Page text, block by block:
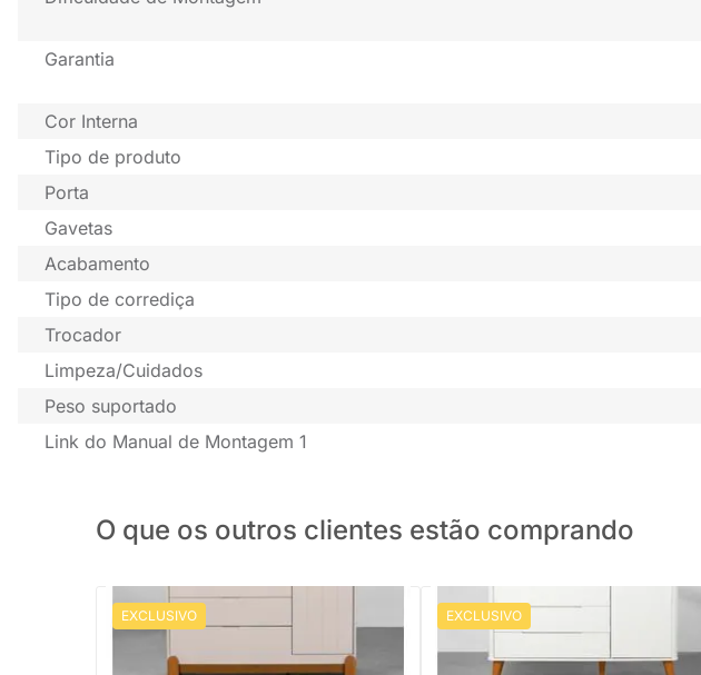
Garantia
Cor Interna
Tipo de produto
Porta
Gavetas
Acabamento
Tipo de corrediça
Trocador
Limpeza/Cuidados
Peso suportado
Link do Manual de Montagem 1
O que os outros clientes estão comprando
EXCLUSIVO PRONTA ENTREGA
Cômoda Lotus com 4 Gavetas e 1 Porta -
EXCLUSIVO PRONTA ENTREGA
Cômoda Boom 4 Gavetas 1 Porta com